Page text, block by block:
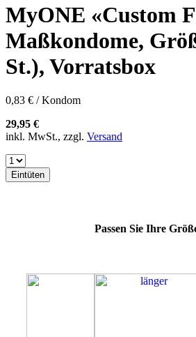
57H
57K
60E
60F
60G
60H
60K
60L
64E
64F
64L
64M
MyONE «Custom
Maßkondome,
St.), Vorratsbox
0,83 € / Kondom
29,95 €
inkl. MwSt., zzgl. Versand
Eintüten
Passen Sie Ihre